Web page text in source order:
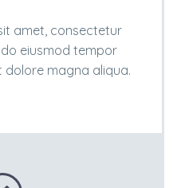
amet, consectetur
eiusmod tempor
magna aliqua.